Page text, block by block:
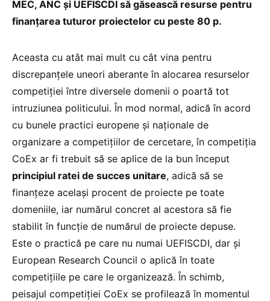
MEC, ANC și UEFISCDI să găsească resurse pentru
finanțarea tuturor proiectelor cu peste 80 p.
Aceasta cu atât mai mult cu cât vina pentru
discrepanțele uneori aberante în alocarea resurselor
competiției între diversele domenii o poartă tot
intruziunea politicului. În mod normal, adică în acord
cu bunele practici europene și naționale de
organizare a competițiilor de cercetare, în competiția
CoEx ar fi trebuit să se aplice de la bun început
principiul ratei de succes unitare, adică să se
finanțeze același procent de proiecte pe toate
domeniile, iar numărul concret al acestora să fie
stabilit în funcție de numărul de proiecte depuse.
Este o practică pe care nu numai UEFISCDI, dar și
European Research Council o aplică în toate
competițiile pe care le organizează. În schimb,
peisajul competiției CoEx se profilează în momentul